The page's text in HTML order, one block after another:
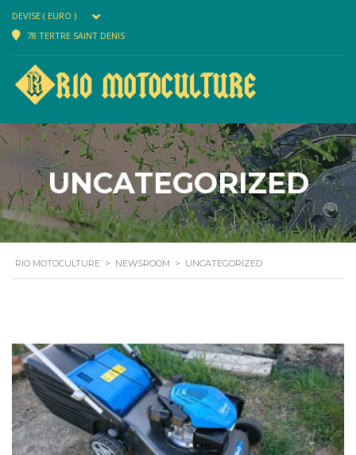
DEVISE ( EURO )
78 TERTRE SAINT DENIS
UNCATEGORIZED
RIO MOTOCULTURE > NEWSROOM > UNCATEGORIZED